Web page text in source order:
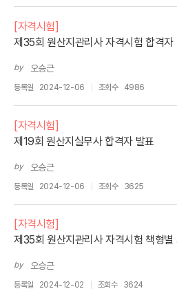
[자격시험]
제35회 원산지관리사 자격시험 합격자
by 오승근
등록일 2024-12-06 조회수 4986
[자격시험]
제19회 원산지실무사 합격자 발표
by 오승근
등록일 2024-12-06 조회수 3625
[자격시험]
제35회 원산지관리사 자격시험 책형별
by 오승근
등록일 2024-12-02 조회수 3624